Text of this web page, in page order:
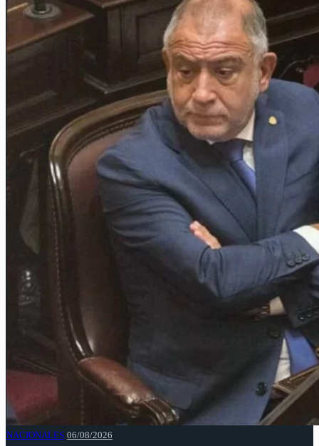
NACIONALES 06/08/2026